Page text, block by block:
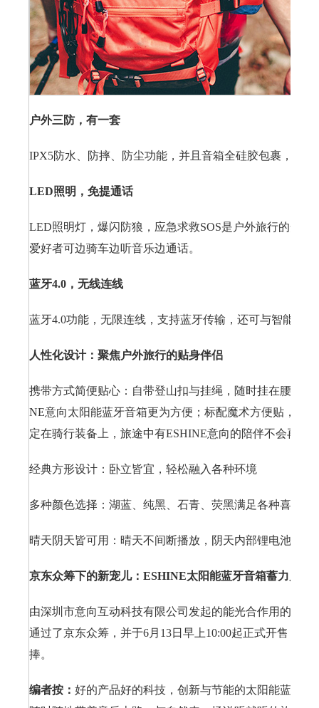
户外三防，有一套
IPX5防水、防摔、防尘功能，并且音箱全硅胶包裹，耐用
LED照明，免提通话
LED照明灯，爆闪防狼，应急求救SOS是户外旅行的安全
爱好者可边骑车边听音乐边通话。
蓝牙4.0，无线连线
蓝牙4.0功能，无限连线，支持蓝牙传输，还可与智能
人性化设计：聚焦户外旅行的贴身伴侣
携带方式简便贴心：自带登山扣与挂绳，随时挂在腰间、
NE意向太阳能蓝牙音箱更为方便；标配魔术方便贴，可
定在骑行装备上，旅途中有ESHINE意向的陪伴不会再寂
经典方形设计：卧立皆宜，轻松融入各种环境
多种颜色选择：湖蓝、纯黑、石青、荧黑满足各种喜好
晴天阴天皆可用：晴天不间断播放，阴天内部锂电池继续
京东众筹下的新宠儿：ESHINE太阳能蓝牙音箱蓄力启航
由深圳市意向互动科技有限公司发起的能光合作用的户
通过了京东众筹，并于6月13日早上10:00起正式开售，得
捧。
编者按： 好的产品好的科技，创新与节能的太阳能蓝牙音